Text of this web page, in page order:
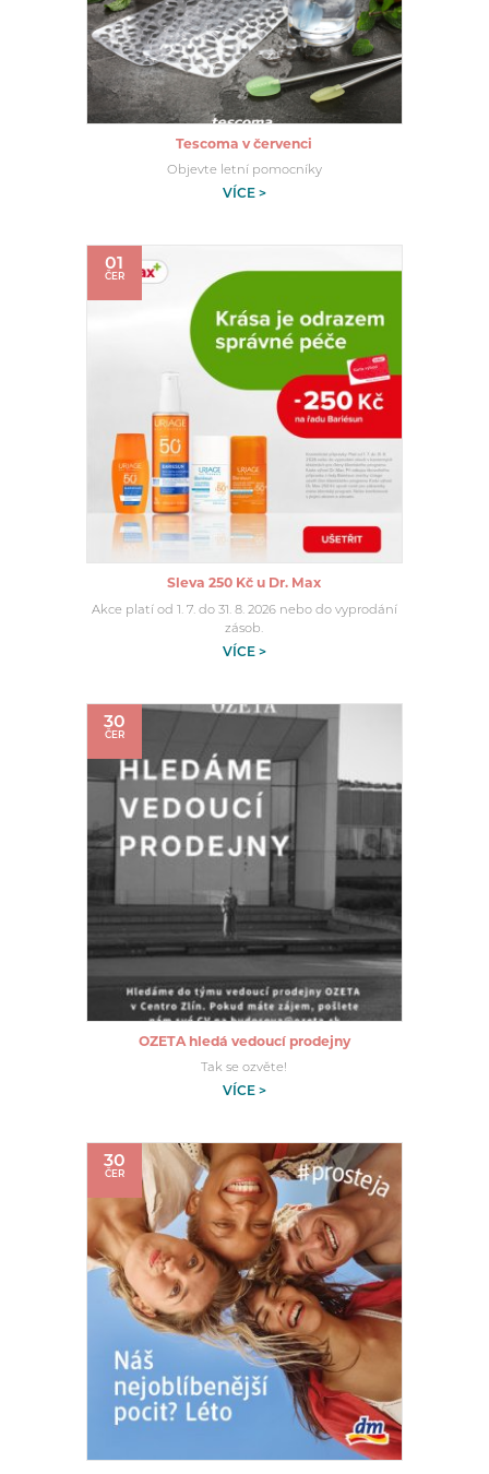
Tescoma v červenci
Objevte letní pomocníky
VÍCE >
01
ČER
Sleva 250 Kč u Dr. Max
Akce platí od 1. 7. do 31. 8. 2026 nebo do vyprodání
zásob.
VÍCE >
30
ČER
OZETA hledá vedoucí prodejny
Tak se ozvěte!
VÍCE >
30
ČER